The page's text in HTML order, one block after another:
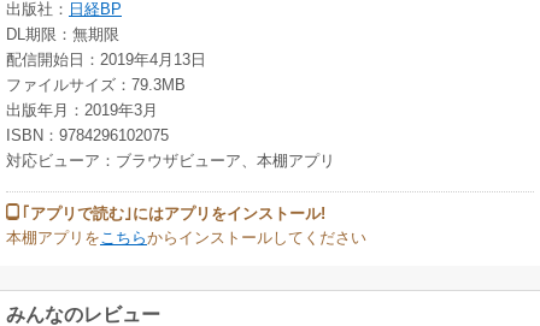
※電子版には紙版についている付録DVD-ROMはつきません。予めご了承く
ださい。
出版社： 日経BP
DL期限：無期限
配信開始日：2019年4月13日
ファイルサイズ：79.3MB
出版年月：2019年3月
ISBN：9784296102075
対応ビューア：ブラウザビューア、本棚アプリ
｢アプリで読む｣にはアプリをインストール!
本棚アプリを こちらからインストールしてください
みんなのレビュー